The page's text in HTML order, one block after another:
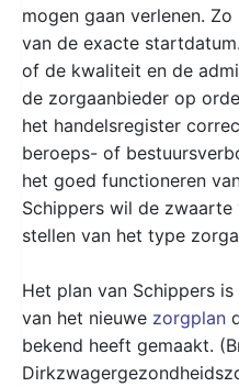
mogen gaan verlenen.
van de exacte
of de kwaliteit en de
de zorgaanbieder op
het handelsregister
beroeps- of
het goed functioneren
Schippers wil de
stellen van het type
Het plan van Schippers
van het nieuwe zorgplan
bekend heeft gemaakt.